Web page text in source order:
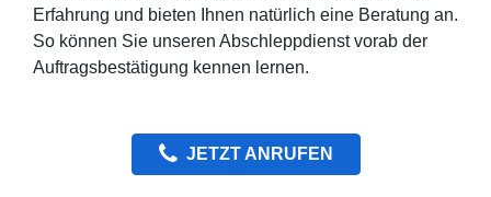
Erfahrung und bieten Ihnen natürlich eine Beratung an.
So können Sie unseren Abschleppdienst vorab der
Auftragsbestätigung kennen lernen.
JETZT ANRUFEN